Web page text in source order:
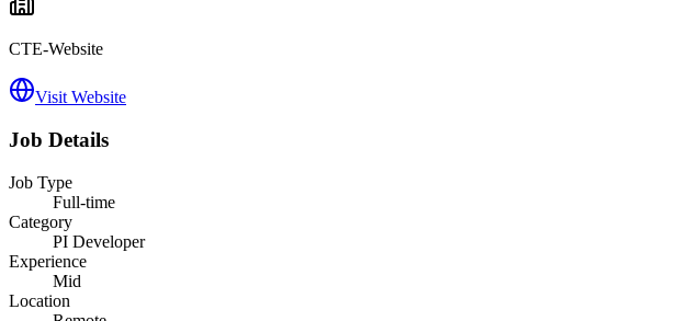
CTE-Website
Visit Website
Job Details
Job Type
Full-time
Category
PI Developer
Experience
Mid
Location